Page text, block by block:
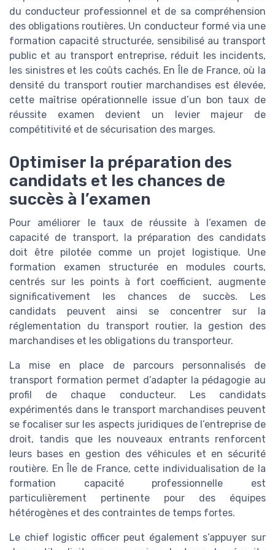
du conducteur professionnel et de sa compréhension
des obligations routières. Un conducteur formé via une
formation capacité structurée, sensibilisé au transport
public et au transport entreprise, réduit les incidents,
les sinistres et les coûts cachés. En Île de France, où la
densité du transport routier marchandises est élevée,
cette maîtrise opérationnelle issue d’un bon taux de
réussite examen devient un levier majeur de
compétitivité et de sécurisation des marges.
Optimiser la préparation des
candidats et les chances de
succès à l’examen
Pour améliorer le taux de réussite à l’examen de
capacité de transport, la préparation des candidats
doit être pilotée comme un projet logistique. Une
formation examen structurée en modules courts,
centrés sur les points à fort coefficient, augmente
significativement les chances de succès. Les
candidats peuvent ainsi se concentrer sur la
réglementation du transport routier, la gestion des
marchandises et les obligations du transporteur.
La mise en place de parcours personnalisés de
transport formation permet d’adapter la pédagogie au
profil de chaque conducteur. Les candidats
expérimentés dans le transport marchandises peuvent
se focaliser sur les aspects juridiques de l’entreprise de
droit, tandis que les nouveaux entrants renforcent
leurs bases en gestion des véhicules et en sécurité
routière. En Île de France, cette individualisation de la
formation capacité professionnelle est
particulièrement pertinente pour des équipes
hétérogènes et des contraintes de temps fortes.
Le chief logistic officer peut également s’appuyer sur